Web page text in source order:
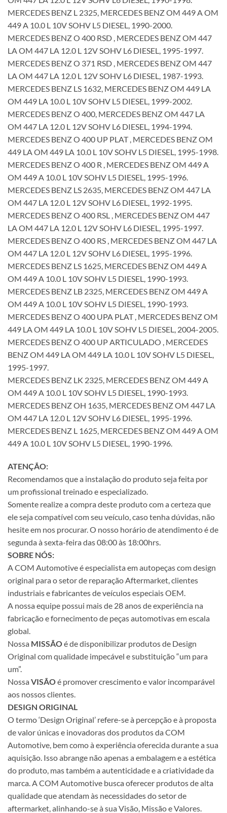
MERCEDES BENZ L 2325, MERCEDES BENZ OM 449 A OM
449 A 10.0 L 10V SOHV L5 DIESEL, 1990-2000.
MERCEDES BENZ O 400 RSD , MERCEDES BENZ OM 447
LA OM 447 LA 12.0 L 12V SOHV L6 DIESEL, 1995-1997.
MERCEDES BENZ O 371 RSD , MERCEDES BENZ OM 447
LA OM 447 LA 12.0 L 12V SOHV L6 DIESEL, 1987-1993.
MERCEDES BENZ LS 1632, MERCEDES BENZ OM 449 LA
OM 449 LA 10.0 L 10V SOHV L5 DIESEL, 1999-2002.
MERCEDES BENZ O 400, MERCEDES BENZ OM 447 LA
OM 447 LA 12.0 L 12V SOHV L6 DIESEL, 1994-1994.
MERCEDES BENZ O 400 UP PLAT , MERCEDES BENZ OM
449 LA OM 449 LA 10.0 L 10V SOHV L5 DIESEL, 1995-1998.
MERCEDES BENZ O 400 R , MERCEDES BENZ OM 449 A
OM 449 A 10.0 L 10V SOHV L5 DIESEL, 1995-1996.
MERCEDES BENZ LS 2635, MERCEDES BENZ OM 447 LA
OM 447 LA 12.0 L 12V SOHV L6 DIESEL, 1992-1995.
MERCEDES BENZ O 400 RSL , MERCEDES BENZ OM 447
LA OM 447 LA 12.0 L 12V SOHV L6 DIESEL, 1995-1997.
MERCEDES BENZ O 400 RS , MERCEDES BENZ OM 447 LA
OM 447 LA 12.0 L 12V SOHV L6 DIESEL, 1995-1996.
MERCEDES BENZ LS 1625, MERCEDES BENZ OM 449 A
OM 449 A 10.0 L 10V SOHV L5 DIESEL, 1990-1993.
MERCEDES BENZ LB 2325, MERCEDES BENZ OM 449 A
OM 449 A 10.0 L 10V SOHV L5 DIESEL, 1990-1993.
MERCEDES BENZ O 400 UPA PLAT , MERCEDES BENZ OM
449 LA OM 449 LA 10.0 L 10V SOHV L5 DIESEL, 2004-2005.
MERCEDES BENZ O 400 UP ARTICULADO , MERCEDES
BENZ OM 449 LA OM 449 LA 10.0 L 10V SOHV L5 DIESEL,
1995-1997.
MERCEDES BENZ LK 2325, MERCEDES BENZ OM 449 A
OM 449 A 10.0 L 10V SOHV L5 DIESEL, 1990-1993.
MERCEDES BENZ OH 1635, MERCEDES BENZ OM 447 LA
OM 447 LA 12.0 L 12V SOHV L6 DIESEL, 1995-1996.
MERCEDES BENZ L 1625, MERCEDES BENZ OM 449 A OM
449 A 10.0 L 10V SOHV L5 DIESEL, 1990-1996.
ATENÇÃO:
Recomendamos que a instalação do produto seja feita por
um profissional treinado e especializado.
Somente realize a compra deste produto com a certeza que
ele seja compatível com seu veículo, caso tenha dúvidas, não
hesite em nos procurar. O nosso horário de atendimento é de
segunda à sexta-feira das 08:00 às 18:00hrs.
SOBRE NÓS:
A COM Automotive é especialista em autopeças com design
original para o setor de reparação Aftermarket, clientes
industriais e fabricantes de veículos especiais OEM.
A nossa equipe possui mais de 28 anos de experiência na
fabricação e fornecimento de peças automotivas em escala
global.
Nossa MISSÃOé de disponibilizar produtos de Design
Original com qualidade impecável e substituição “um para
um”.
Nossa VISÃOé promover crescimento e valor incomparável
aos nossos clientes.
DESIGN ORIGINAL
O termo ‘Design Original’ refere-se à percepção e à proposta
de valor únicas e inovadoras dos produtos da COM
Automotive, bem como à experiência oferecida durante a sua
aquisição. Isso abrange não apenas a embalagem e a estética
do produto, mas também a autenticidade e a criatividade da
marca. A COM Automotive busca oferecer produtos de alta
qualidade que atendam às necessidades do setor de
aftermarket, alinhando-se à sua Visão, Missão e Valores.